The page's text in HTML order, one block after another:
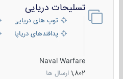
تسلیحات دریایی
توپ های دریایی
پدافندهای دریاپایه
Naval Warfare
1,802 ارسال ها